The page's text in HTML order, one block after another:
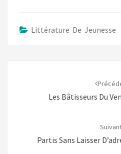
Littérature De Jeunesse
Les Bâtisseurs Du
Partis Sans Laisser